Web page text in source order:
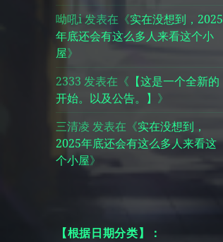
呦吼i发表在《实在没想到，2025
年底还会有这么多人来看这个小
屋》
2333 发表在《 【这是一个全新的
开始。以及公告。】 》
三清凌 发表在《实在没想到，
2025年底还会有这么多人来看这
个小屋》
【根据日期分类】：